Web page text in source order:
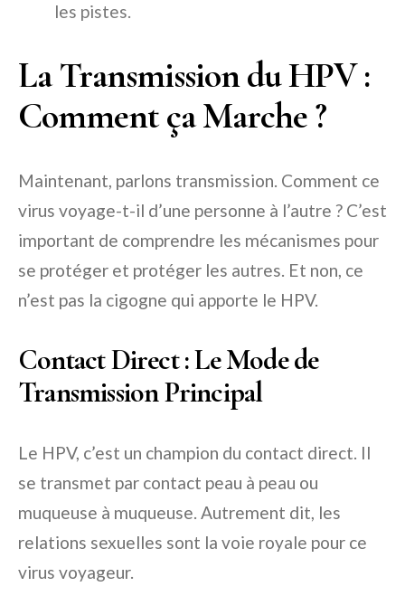
les pistes.
La Transmission du HPV :
Comment ça Marche ?
Maintenant, parlons transmission. Comment ce
virus voyage-t-il d’une personne à l’autre ? C’est
important de comprendre les mécanismes pour
se protéger et protéger les autres. Et non, ce
n’est pas la cigogne qui apporte le HPV.
Contact Direct : Le Mode de
Transmission Principal
Le HPV, c’est un champion du contact direct. Il
se transmet par contact peau à peau ou
muqueuse à muqueuse. Autrement dit, les
relations sexuelles sont la voie royale pour ce
virus voyageur.